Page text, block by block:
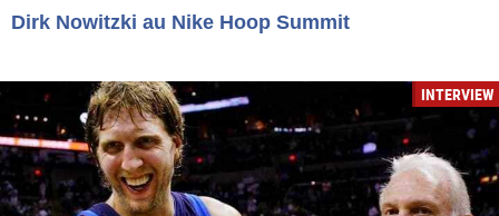
Dirk Nowitzki au Nike Hoop Summit
INTERVIEW